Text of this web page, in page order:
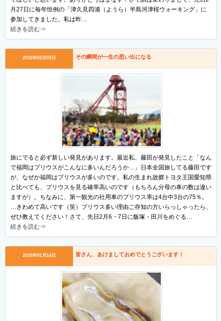
月27日に毎年恒例の「津久見四浦（ようら）半島河津桜ウォーキング」に
参加してきました。私は昨…
続きを読む⇒
2016年02月09日 その瞬間が一生の思い出になる
旅にでると必ず新しい発見があります。最近私、藤田が発見したこと「なん
で福岡はプリウスがこんなに多いんだろうか…」日本全国旅してる藤田です
が、なぜか福岡はプリウスが多いのです。私の生まれ故郷トヨタ王国愛知県
と比べても、プリウスを見る確率高いのです（もちろん分母の車の数は違い
ますが）。ちなみに、第一観光の社用車のプリウス率は4台中3台の75％。
…きわめて高いです（笑）プリウス多い理由ご存知の方いらっしゃったら、
ぜひ教えてください！さて、先日2月6・7日に飯塚・田川をめぐる…
続きを読む⇒
2016年01月14日 皆さん、あけましておめでとうございます！